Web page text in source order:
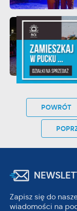
POWRÓT
Zapisz się do
wiadomości na